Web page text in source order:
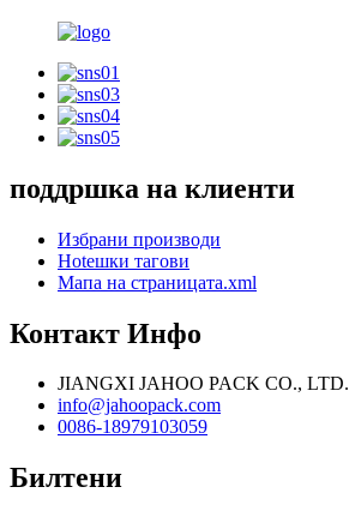
поддршка на клиенти
Избрани производи
Hotешки тагови
Мапа на страницата.xml
Контакт Инфо
JIANGXI JAHOO PACK CO., LTD.
info@jahoopack.com
0086-18979103059
Билтени